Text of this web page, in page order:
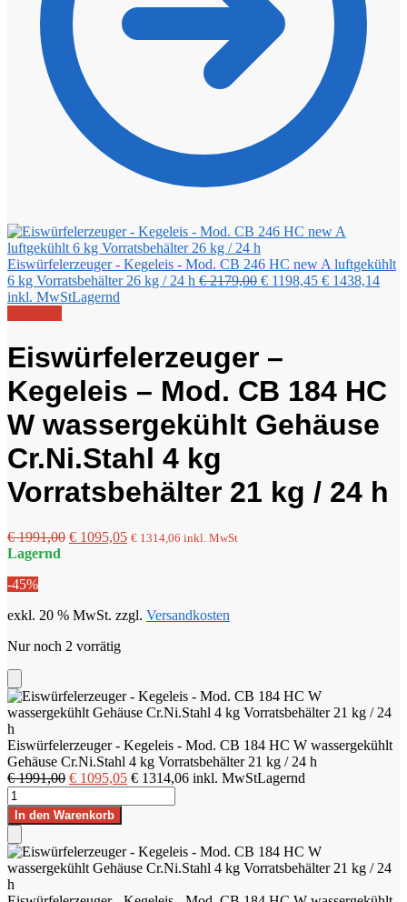
Eiswürfelerzeuger - Kegeleis - Mod. CB 246 HC new A luftgekühlt
6 kg Vorratsbehälter 26 kg / 24 h €2179,00 Ursprünglicher
€ 1198,45Aktueller
€ 1438,14
inkl. MwStLagernd
Eiswürfelerzeuger –
Kegeleis – Mod. CB 184 HC
W wassergekühlt Gehäuse
Cr.Ni.Stahl 4 kg
Vorratsbehälter 21 kg / 24 h
€1991,00 Ursprünglicher
€ 1095,05Aktueller
€ 1314,06 inkl. MwSt
Lagernd
-45%
exkl. 20 % MwSt. zzgl. Versandkosten
Nur noch 2 vorrätig
Add
to
Cart
Eiswürfelerzeuger - Kegeleis - Mod. CB 184 HC W wassergekühlt
Gehäuse Cr.Ni.Stahl 4 kg Vorratsbehälter 21 kg / 24 h
€1991,00 Ursprünglicher
war:
€ 1991,00
€ 1095,05Aktueller
ist:
€ 1314,06 inkl. MwStLagernd
Eiswürfelerzeuger
-
Kegeleis
-
Mod.
CB
184
In den Warenkorb
Add
to
Cart